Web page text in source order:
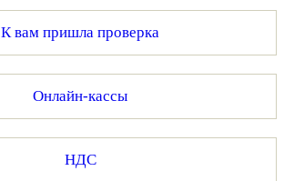
К вам пришла проверка
Онлайн-кассы
НДС